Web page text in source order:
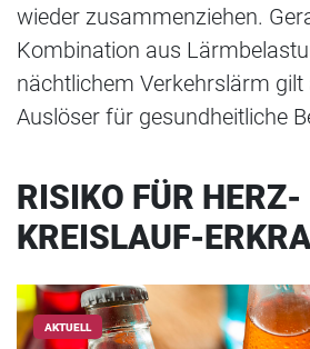
wieder zusammenziehen.
Kombination aus
nächtlichem Verkehrslärm
Auslöser für gesundheitliche
RISIKO FÜR HERZ-
KREISLAUF-
AKTUELL